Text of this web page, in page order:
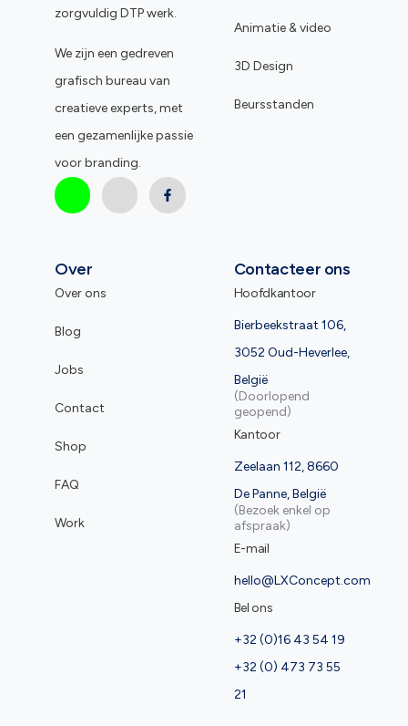
zorgvuldig DTP werk.
We zijn een gedreven
grafisch bureau van
creatieve experts, met
een gezamenlijke passie
voor branding.
Animatie & video
3D Design
Beursstanden
Over
Over ons
Blog
Jobs
Contact
Shop
FAQ
Work
Contacteer ons
Hoofdkantoor
Bierbeekstraat 106,
3052 Oud-Heverlee,
België
(Doorlopend
geopend)
Kantoor
Zeelaan 112, 8660
De Panne, België
(Bezoek enkel op
afspraak)
E-mail
hello@LXConcept.com
Bel ons
+32 (0)16 43 54 19
+32 (0) 473 73 55
21